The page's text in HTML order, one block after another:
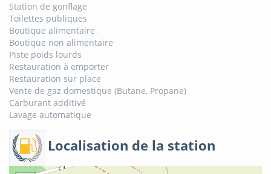
Station de gonflage
Toilettes publiques
Boutique alimentaire
Boutique non alimentaire
Piste poids lourds
Restauration à emporter
Restauration sur place
Vente de gaz domestique (Butane, Propane)
Carburant additivé
Lavage automatique
Localisation de la station